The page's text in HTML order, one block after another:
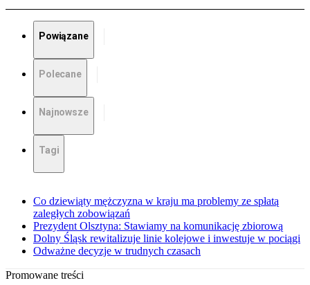
Powiązane
Polecane
Najnowsze
Tagi
Co dziewiąty mężczyzna w kraju ma problemy ze spłatą
zaległych zobowiązań
Prezydent Olsztyna: Stawiamy na komunikację zbiorową
Dolny Śląsk rewitalizuje linie kolejowe i inwestuje w pociągi
Odważne decyzje w trudnych czasach
Promowane treści